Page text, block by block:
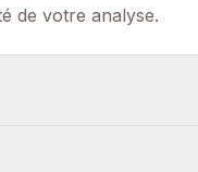
de votre analyse.